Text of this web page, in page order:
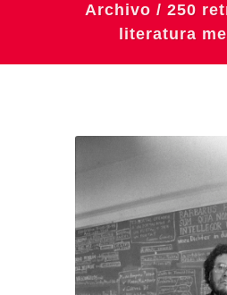
Archivo / 250
literatura